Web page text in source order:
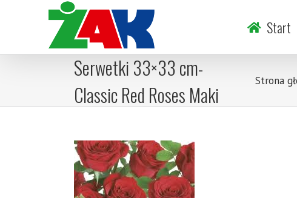
Start
Serwetki 33×33 cm-
Classic Red Roses Maki
Strona